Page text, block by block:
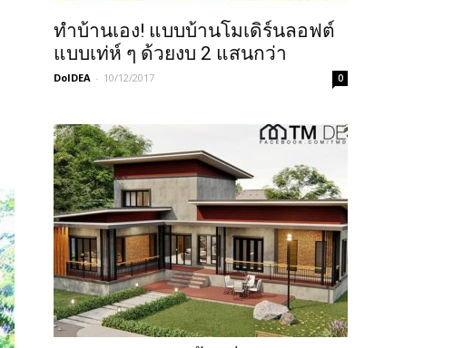
ทำบ้านเอง! แบบบ้านโมเดิร์นลอฟต์
แบบเท่ห์ ๆ ด้วยงบ 2 แสนกว่า
DoIDEA - 10/12/2017 0